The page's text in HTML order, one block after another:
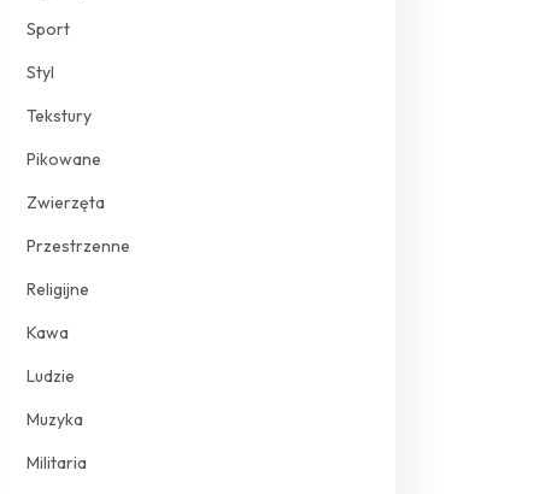
Sport
Styl
Tekstury
Pikowane
Zwierzęta
Przestrzenne
Religijne
Kawa
Ludzie
Muzyka
Militaria